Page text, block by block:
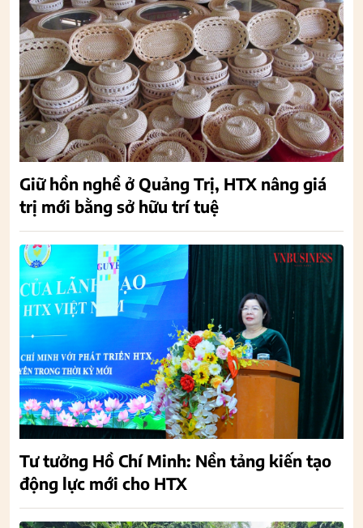
Giữ hồn nghề ở Quảng Trị, HTX nâng giá
trị mới bằng sở hữu trí tuệ
Tư tưởng Hồ Chí Minh: Nền tảng kiến tạo
động lực mới cho HTX